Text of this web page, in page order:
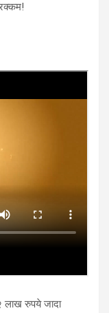
लाख रुपये जादा